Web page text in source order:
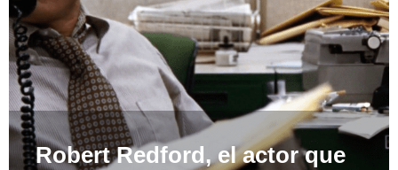
Robert Redford, el actor que